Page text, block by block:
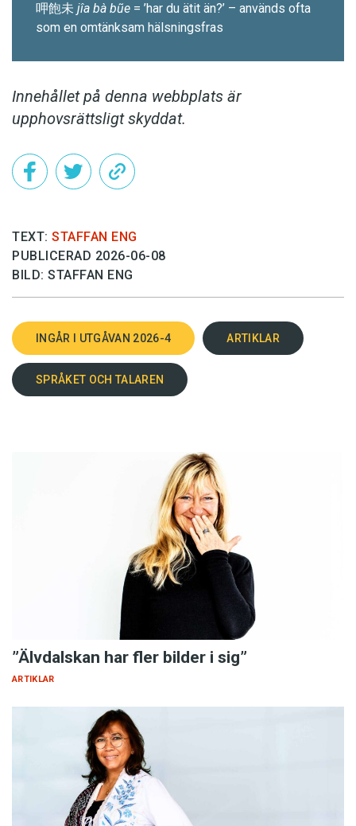
呷飽未 jîa bà bũe = ’har du ätit än?’ – används ofta
som en omtänksam hälsningsfras
Innehållet på denna webbplats är
upphovsrättsligt skyddat.
TEXT: STAFFAN ENG
PUBLICERAD 2026-06-08
BILD: STAFFAN ENG
INGÅR I UTGÅVAN 2026-4 ARTIKLAR
SPRÅKET OCH TALAREN
”Älvdalskan har fler bilder i sig”
ARTIKLAR